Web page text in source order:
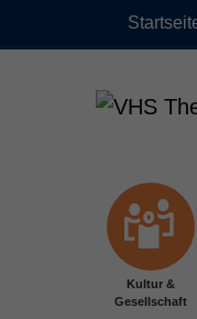
Kultur &
Gesellschaft